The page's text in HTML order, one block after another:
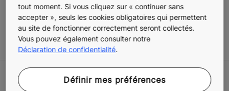
plus accessibles, plus évolutifs et plus sûrs pour tous
les utilisateurs.
tout moment. Si vous cliquez sur « continuer sans
accepter », seuls les cookies obligatoires qui permettent
au site de fonctionner correctement seront collectés.
Vous pouvez également consulter notre
Déclaration de confidentialité.
Définir mes préférences